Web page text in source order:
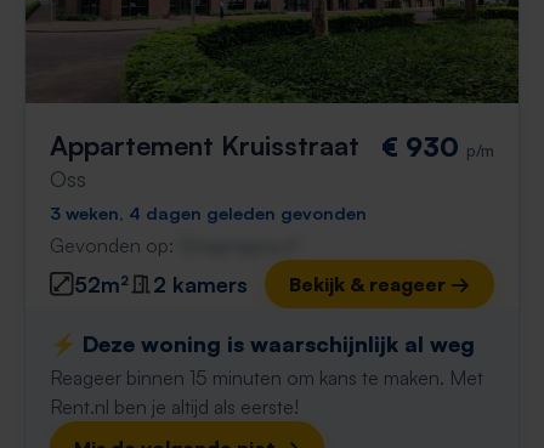
Appartement Kruisstraat
Oss
€ 930 p/m
3 weken, 4 dagen geleden gevonden
Gevonden op:
52m² 2 kamers Bekijk & reageer →
⚡️ Deze woning is waarschijnlijk al weg
Reageer binnen 15 minuten om kans te maken. Met
Rent.nl ben je altijd als eerste!